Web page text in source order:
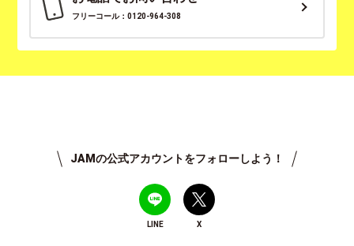
フリーコール：0120-964-308
JAMの公式アカウントをフォローしよう！
LINE X